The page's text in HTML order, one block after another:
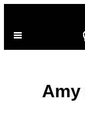
contenuto
Apri
menu
Amy